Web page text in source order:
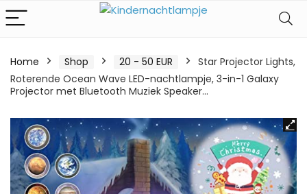
Home Shop 20 - 50 EUR
Star Projector Lights,
Roterende Ocean Wave LED-nachtlampje, 3-in-1 Galaxy
Projector met Bluetooth Muziek Speaker…